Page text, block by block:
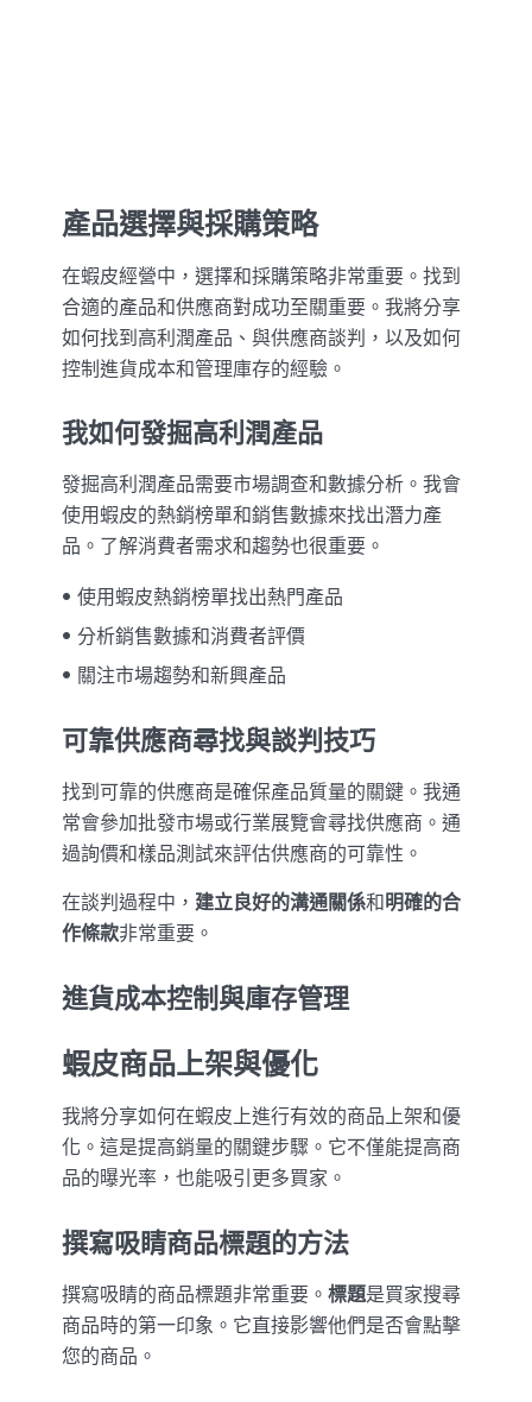
產品選擇與採購策略
在蝦皮經營中，選擇和採購策略非常重要。找到
合適的產品和供應商對成功至關重要。我將分享
如何找到高利潤產品、與供應商談判，以及如何
控制進貨成本和管理庫存的經驗。
我如何發掘高利潤產品
發掘高利潤產品需要市場調查和數據分析。我會
使用蝦皮的熱銷榜單和銷售數據來找出潛力產
品。了解消費者需求和趨勢也很重要。
使用蝦皮熱銷榜單找出熱門產品
分析銷售數據和消費者評價
關注市場趨勢和新興產品
可靠供應商尋找與談判技巧
找到可靠的供應商是確保產品質量的關鍵。我通
常會參加批發市場或行業展覽會尋找供應商。通
過詢價和樣品測試來評估供應商的可靠性。
在談判過程中， 建立良好的溝通關係和明確的合
作條款非常重要。
進貨成本控制與庫存管理
蝦皮商品上架與優化
我將分享如何在蝦皮上進行有效的商品上架和優
化。這是提高銷量的關鍵步驟。它不僅能提高商
品的曝光率，也能吸引更多買家。
撰寫吸睛商品標題的方法
撰寫吸睛的商品標題非常重要。 標題是買家搜尋
商品時的第一印象。它直接影響他們是否會點擊
您的商品。